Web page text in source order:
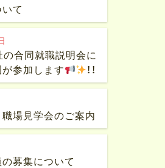
て
の合同就職説明会に
参加します
！！
職場見学会のご案内
募集について